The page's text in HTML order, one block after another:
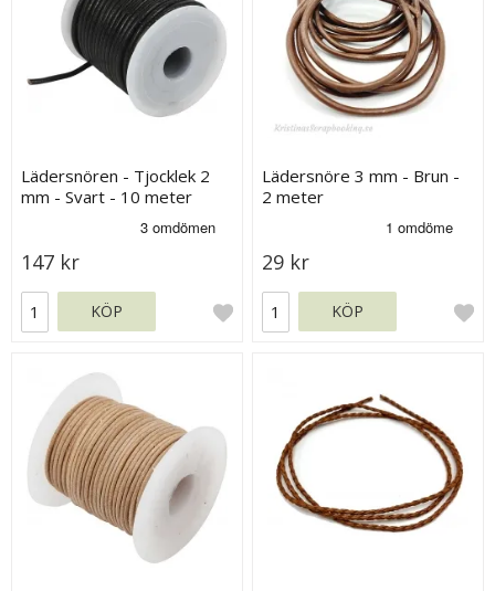
Lädersnören - Tjocklek 2
mm - Svart - 10 meter
147 kr
KÖP
Lädersnöre 3 mm - Brun -
2 meter
29 kr
KÖP